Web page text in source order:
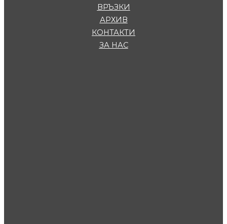
ВРЪЗКИ
АРХИВ
КОНТАКТИ
ЗА НАС